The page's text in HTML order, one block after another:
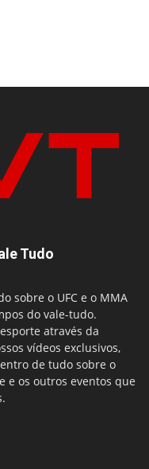
Tudo
sobre o UFC e o MMA
do vale-tudo.
através da
vídeos exclusivos,
de tudo sobre o
e os outros eventos que